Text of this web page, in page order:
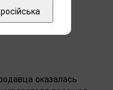
оказалась
російська